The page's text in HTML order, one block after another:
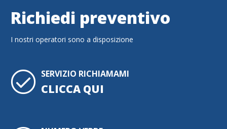
Richiedi preventivo
I nostri operatori sono a disposizione
SERVIZIO RICHIAMAMI
CLICCA QUI